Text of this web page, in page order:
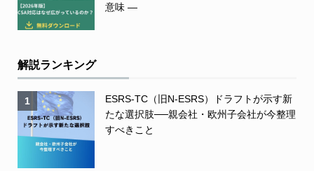
意味 ―
解説ランキング
1
ESRS-TC（旧N-ESRS）ドラフトが示す新
たな選択肢──親会社・欧州子会社が今整理
すべきこと